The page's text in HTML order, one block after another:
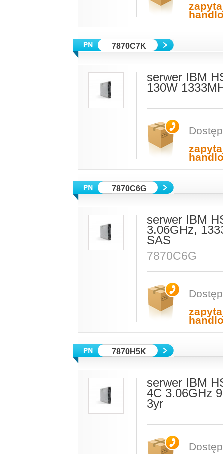
7870C7K
serwer IBM
130W
7870C6G
serwer IBM
3.06GHz,
SAS
7870C6G
7870H5K
serwer IBM
4C 3.06GHz
3yr